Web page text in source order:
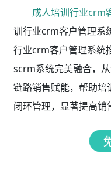
成人培训行业crm
训行业crm客户管理系
行业crm客户管理系统
scrm系统完美融合，
链路销售赋能，帮助
闭环管理，显著提高销